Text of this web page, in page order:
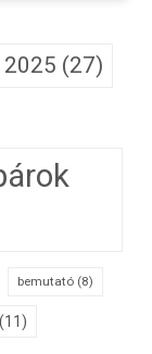
2025 (27)
bemutató (8)
(11)